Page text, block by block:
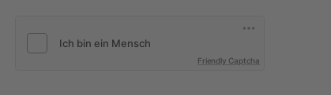
Friendly Captcha